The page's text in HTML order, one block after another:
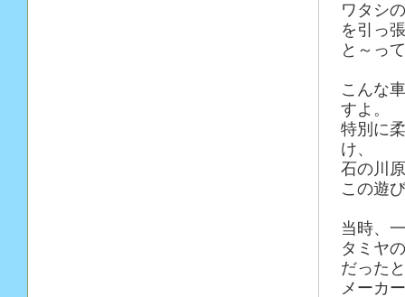
ワタシ
を引っ
と～っ
こんな
すよ。
特別に
け、
石の川
この遊
当時、
タミヤ
だった
メーカ